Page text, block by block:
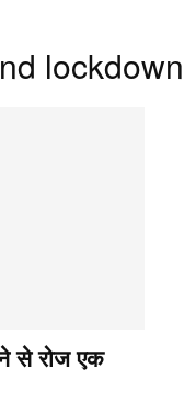
lockdown
से रोज एक